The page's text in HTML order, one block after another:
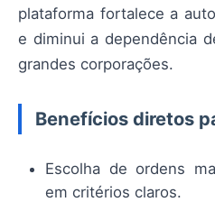
plataforma fortalece a
e diminui a dependência
grandes corporações.
Benefícios diretos
Escolha de ordens
em critérios claros.